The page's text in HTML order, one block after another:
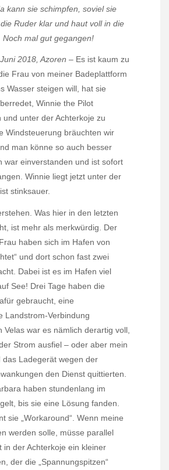
kann sie schimpfen, soviel sie
Ruder klar und haut voll in die
Noch mal gut gegangen!
2018, Azoren – Es ist kaum zu
Frau von meiner Badeplattform
Wasser steigen will, hat sie
Winnie the Pilot
und unter der Achterkoje zu
Windsteuerung bräuchten wir
man könne so auch besser
war einverstanden und ist sofort
Winnie liegt jetzt unter der
stinksauer.
Was hier in den letzten
ist mehr als merkwürdig. Der
haben sich im Hafen von
und dort schon fast zwei
Dabei ist es im Hafen viel
See! Drei Tage haben die
gebraucht, eine
Landstrom-Verbindung
Velas war es nämlich derartig voll,
Strom ausfiel – oder aber mein
das Ladegerät wegen der
den Dienst quittierten.
haben stundenlang im
bis sie eine Lösung fanden.
sie „Workaround“. Wenn meine
werden solle, müsse parallel
in der Achterkoje ein kleiner
der die „Spannungspitzen“